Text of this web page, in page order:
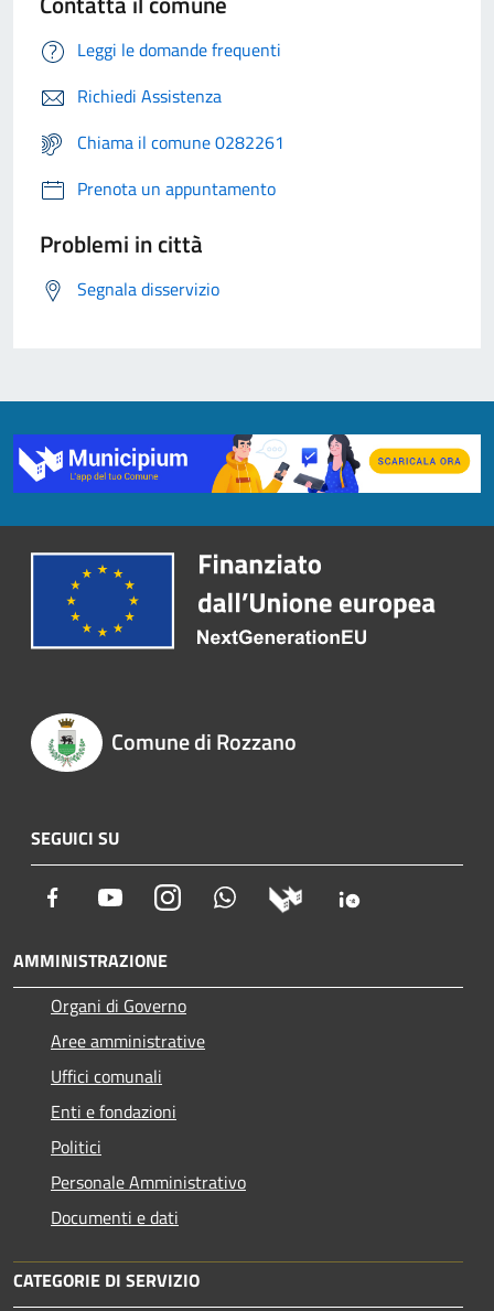
Leggi le domande frequenti
Richiedi Assistenza
Chiama il comune 0282261
Prenota un appuntamento
Problemi in città
Segnala disservizio
Comune di Rozzano
SEGUICI SU
Facebook YoutubeInstagram Whatsapp
AMMINISTRAZIONE
Organi di Governo
Aree amministrative
Uffici comunali
Enti e fondazioni
Politici
Personale Amministrativo
Documenti e dati
CATEGORIE DI SERVIZIO